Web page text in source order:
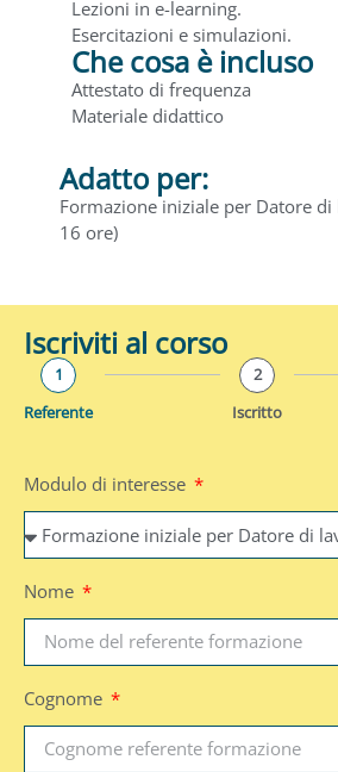
Lezioni in e-learning.
Esercitazioni e simulazioni.
Che cosa è incluso
Attestato di frequenza
Materiale didattico
Adatto per:
Formazione iniziale per Datore
16 ore)
Iscriviti al corso
1
Referente
2
Iscritto
Modulo di interesse
Nome
Cognome